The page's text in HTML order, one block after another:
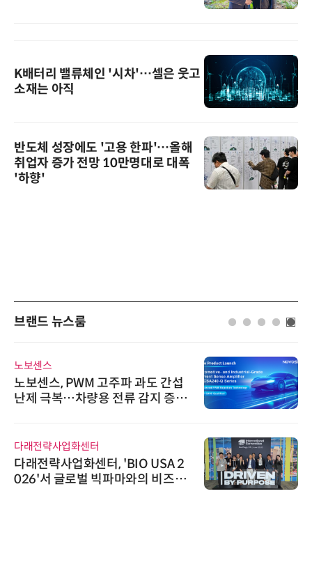
K배터리 밸류체인 '시차'…셀은 웃고
소재는 아직
반도체 성장에도 '고용 한파'…올해
취업자 증가 전망 10만명대로 대폭
'하향'
브랜드 뉴스룸
노보센스
노보센스, PWM 고주파 과도 간섭
난제 극복…차량용 전류 감지 증폭
다래전략사업화센터
다래전략사업화센터, 'BIO USA 2
026'서 글로벌 빅파마와의 비즈니